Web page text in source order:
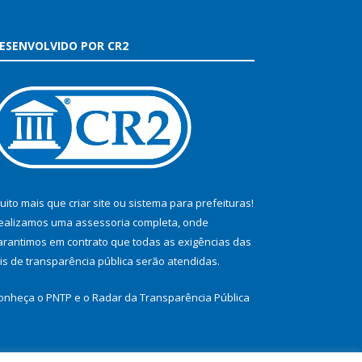
POR CR2
mais que criar site ou sistema para prefeituras!
uma assessoria completa, onde
em contrato que todas as exigências das
de transparência pública serão atendidas.
o PNTP e o Radar da Transparência Pública